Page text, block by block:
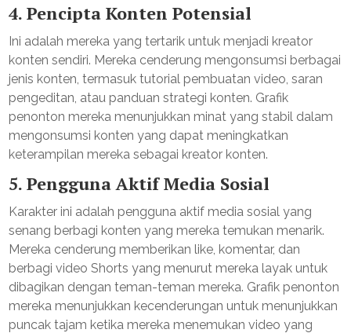
4.Pencipta Konten Potensial
Ini adalah mereka yang tertarik untuk menjadi kreator
konten sendiri. Mereka cenderung mengonsumsi berbagai
jenis konten, termasuk tutorial pembuatan video, saran
pengeditan, atau panduan strategi konten. Grafik
penonton mereka menunjukkan minat yang stabil dalam
mengonsumsi konten yang dapat meningkatkan
keterampilan mereka sebagai kreator konten.
5.Pengguna Aktif Media Sosial
Karakter ini adalah pengguna aktif media sosial yang
senang berbagi konten yang mereka temukan menarik.
Mereka cenderung memberikan like, komentar, dan
berbagi video Shorts yang menurut mereka layak untuk
dibagikan dengan teman-teman mereka. Grafik penonton
mereka menunjukkan kecenderungan untuk menunjukkan
puncak tajam ketika mereka menemukan video yang